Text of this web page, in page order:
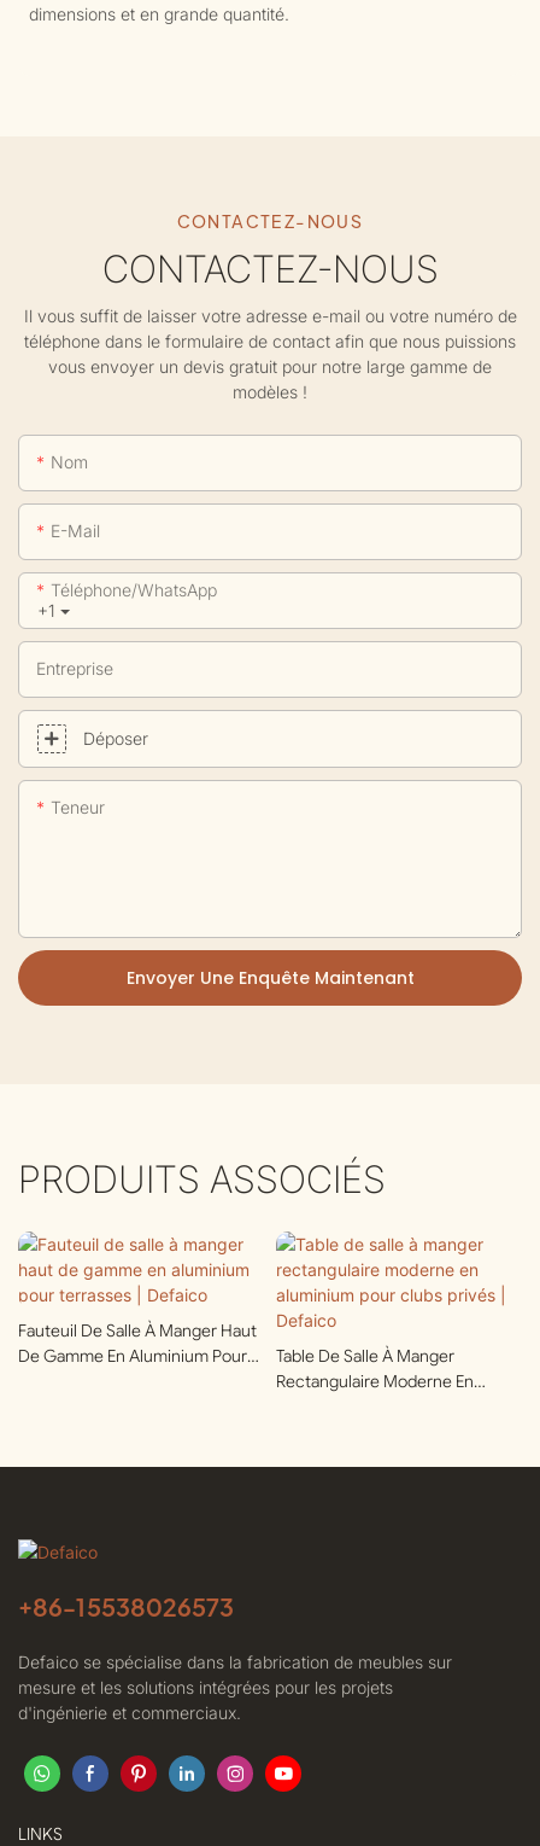
dimensions et en grande quantité.
CONTACTEZ-NOUS
CONTACTEZ-NOUS
Il vous suffit de laisser votre adresse e-mail ou votre numéro de
téléphone dans le formulaire de contact afin que nous puissions
vous envoyer un devis gratuit pour notre large gamme de
modèles !
Nom
E-Mail
+1
Téléphone/WhatsApp
Entreprise
Déposer
Teneur
Envoyer Une Enquête Maintenant
PRODUITS ASSOCIÉS
Fauteuil De Salle À Manger Haut
De Gamme En Aluminium Pour
Table De Salle À Manger
Rectangulaire Moderne En
+86-15538026573
Defaico se spécialise dans la fabrication de meubles sur
mesure et les solutions intégrées pour les projets
d'ingénierie et commerciaux.
LINKS